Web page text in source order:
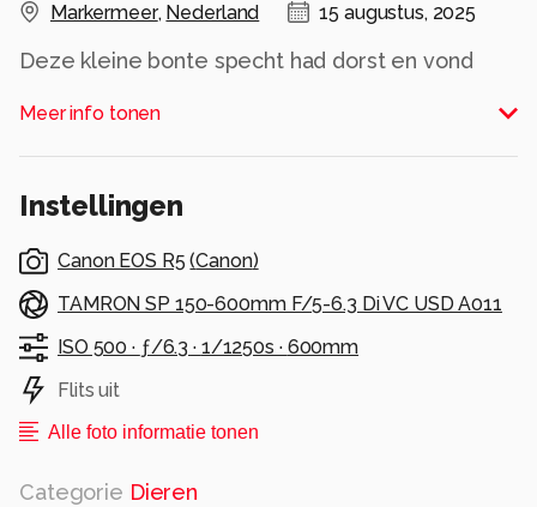
Markermeer, Nederland 15 augustus, 2025
Deze kleine bonte specht had dorst en vond
om te zien zo met een druppel aan zijn snavel.
Meer info tonen
Instellingen
Canon EOS R5 (Canon)
TAMRON SP 150-600mm F/5-6.3 Di VC USD A011
ISO 500 · ƒ/6.3 · 1/1250s · 600mm
Flits uit
Alle foto informatie tonen
Categorie Dieren